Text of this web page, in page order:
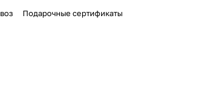
Подарочные сертификаты